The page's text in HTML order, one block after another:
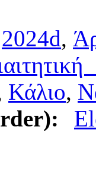
2024d,
Κάλιο,